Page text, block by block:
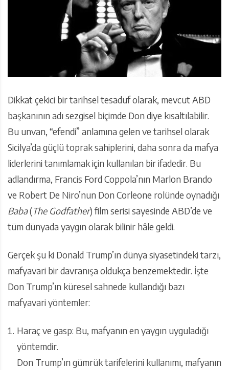
Dikkat çekici bir tarihsel tesadüf olarak, mevcut ABD
başkanının adı sezgisel biçimde Don diye kısaltılabilir.
Bu unvan, “efendi” anlamına gelen ve tarihsel olarak
Sicilya’da güçlü toprak sahiplerini, daha sonra da mafya
liderlerini tanımlamak için kullanılan bir ifadedir. Bu
adlandırma, Francis Ford Coppola’nın Marlon Brando
ve Robert De Niro’nun Don Corleone rolünde oynadığı
Baba(The Godfather) film serisi sayesinde ABD’de ve
tüm dünyada yaygın olarak bilinir hâle geldi.
Gerçek şu ki Donald Trump’ın dünya siyasetindeki tarzı,
mafyavari bir davranışa oldukça benzemektedir. İşte
Don Trump’ın küresel sahnede kullandığı bazı
mafyavari yöntemler:
Haraç ve gasp: Bu, mafyanın en yaygın uyguladığı
yöntemdir.
Don Trump’ın gümrük tarifelerini kullanımı, mafyanın